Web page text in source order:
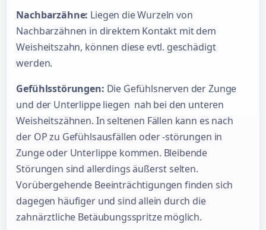
Nachbarzähne: Liegen die Wurzeln von
Nachbarzähnen in direktem Kontakt mit dem
Weisheitszahn, können diese evtl. geschädigt
werden.
Gefühlsstörungen: Die Gefühlsnerven der Zunge
und der Unterlippe liegen nah bei den unteren
Weisheitszähnen. In seltenen Fällen kann es nach
der OP zu Gefühlsausfällen oder -störungen in
Zunge oder Unterlippe kommen. Bleibende
Störungen sind allerdings äußerst selten.
Vorübergehende Beeinträchtigungen finden sich
dagegen häufiger und sind allein durch die
zahnärztliche Betäubungsspritze möglich.